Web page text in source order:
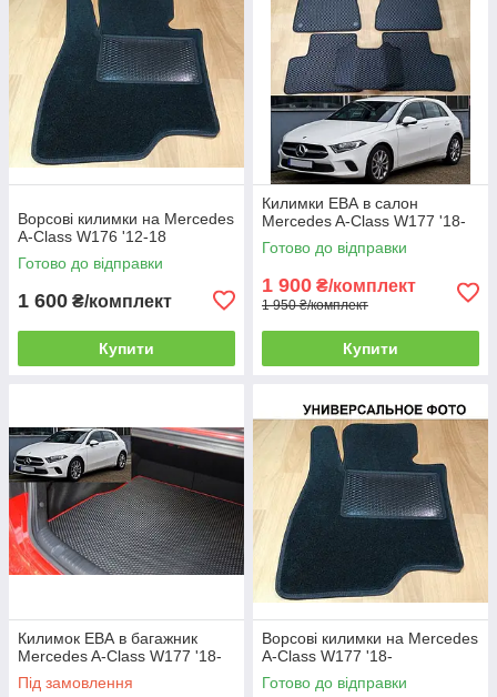
Ворсові килимки на Mercedes
А-Class W176 '12-18
Готово до відправки
1 600 ₴/комплект
Купити
Килимки ЕВА в салон
Mercedes A-Class W177 '18-
Готово до відправки
1 900 ₴/комплект
1 950 ₴/комплект
Купити
Килимок ЕВА в багажник
Mercedes A-Class W177 '18-
Під замовлення
Ворсові килимки на Mercedes
A-Class W177 '18-
Готово до відправки